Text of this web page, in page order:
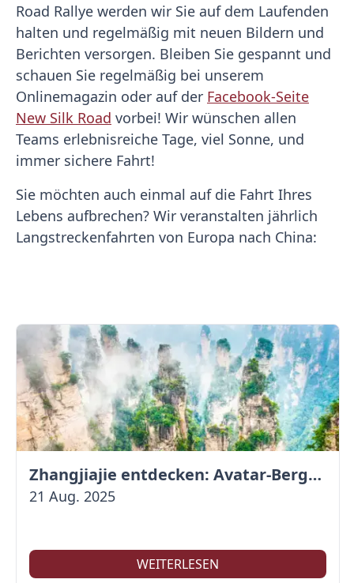
Road Rallye werden wir Sie auf dem Laufenden
halten und regelmäßig mit neuen Bildern und
Berichten versorgen. Bleiben Sie gespannt und
schauen Sie regelmäßig bei unserem
Onlinemagazin oder auf der Facebook-Seite
New Silk Road vorbei! Wir wünschen allen
Teams erlebnisreiche Tage, viel Sonne, und
immer sichere Fahrt!
Sie möchten auch einmal auf die Fahrt Ihres
Lebens aufbrechen? Wir veranstalten jährlich
Langstreckenfahrten von Europa nach China:
Zhangjiajie entdecken: Avatar-Berge & Altstadt von Fenghuang
21 Aug. 2025
WEITERLESEN